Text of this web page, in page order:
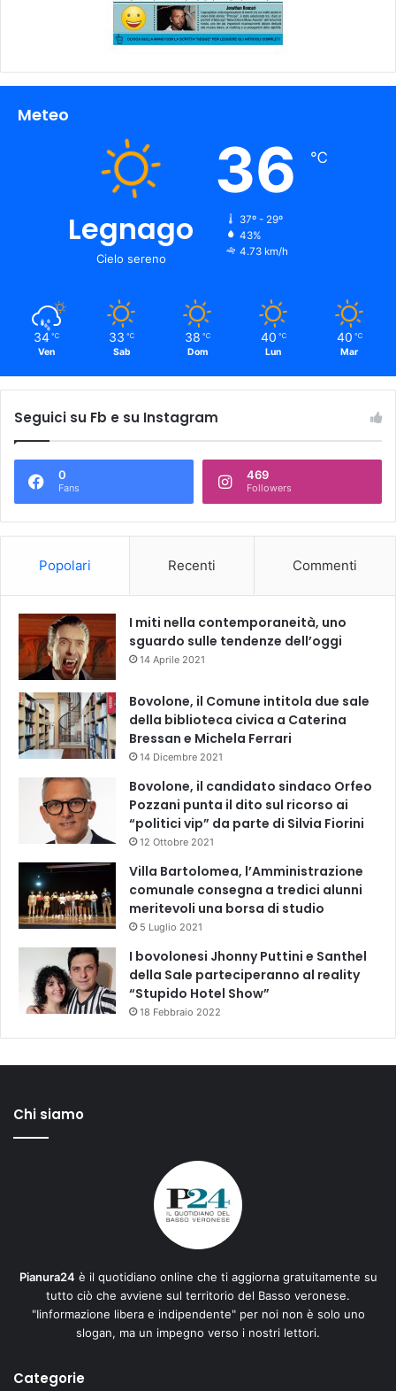
Meteo
Legnago
Cielo sereno
36 ℃
37º - 29º
43%
4.73 km/h
34 ℃
Ven
33 ℃
Sab
38 ℃
Dom
40 ℃
Lun
40 ℃
Mar
Seguici su Fb e su Instagram
0
Fans
469
Followers
Popolari Recenti Commenti
I miti nella contemporaneità, uno
sguardo sulle tendenze dell’oggi
14 Aprile 2021
Bovolone, il Comune intitola due sale
della biblioteca civica a Caterina
Bressan e Michela Ferrari
14 Dicembre 2021
Bovolone, il candidato sindaco Orfeo
Pozzani punta il dito sul ricorso ai
“politici vip” da parte di Silvia Fiorini
12 Ottobre 2021
Villa Bartolomea, l’Amministrazione
comunale consegna a tredici alunni
meritevoli una borsa di studio
5 Luglio 2021
I bovolonesi Jhonny Puttini e Santhel
della Sale parteciperanno al reality
“Stupido Hotel Show”
18 Febbraio 2022
Chi siamo
Pianura24 è il quotidiano online che ti aggiorna gratuitamente su
tutto ciò che avviene sul territorio del Basso veronese.
"Iinformazione libera e indipendente" per noi non è solo uno
slogan, ma un impegno verso i nostri lettori.
Categorie